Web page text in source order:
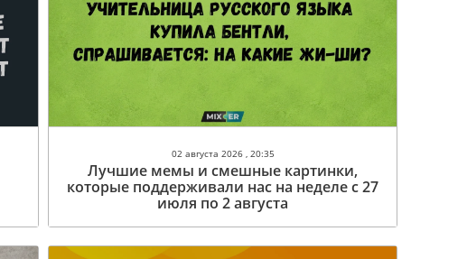
02 августа 2026 , 20:35
Лучшие мемы и смешные картинки,
которые поддерживали нас на неделе с 27
июля по 2 августа